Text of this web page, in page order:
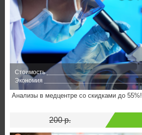
Стоимость
Экономия
Анализы в медцентре со скидками до 55%!
200 р.